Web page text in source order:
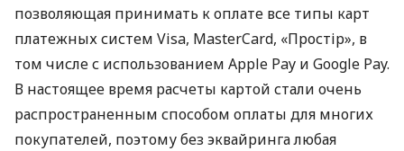
позволяющая принимать к оплате все типы карт
платежных систем Visa, MasterCard, «Простір», в
том числе с использованием Apple Pay и Google Pay.
В настоящее время расчеты картой стали очень
распространенным способом оплаты для многих
покупателей, поэтому без эквайринга любая